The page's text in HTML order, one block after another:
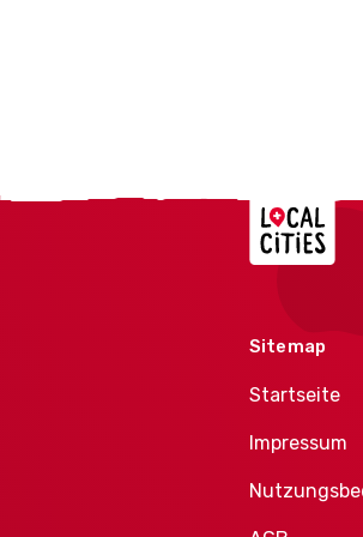
Localcities
Sitemap
Startseite
Impressum